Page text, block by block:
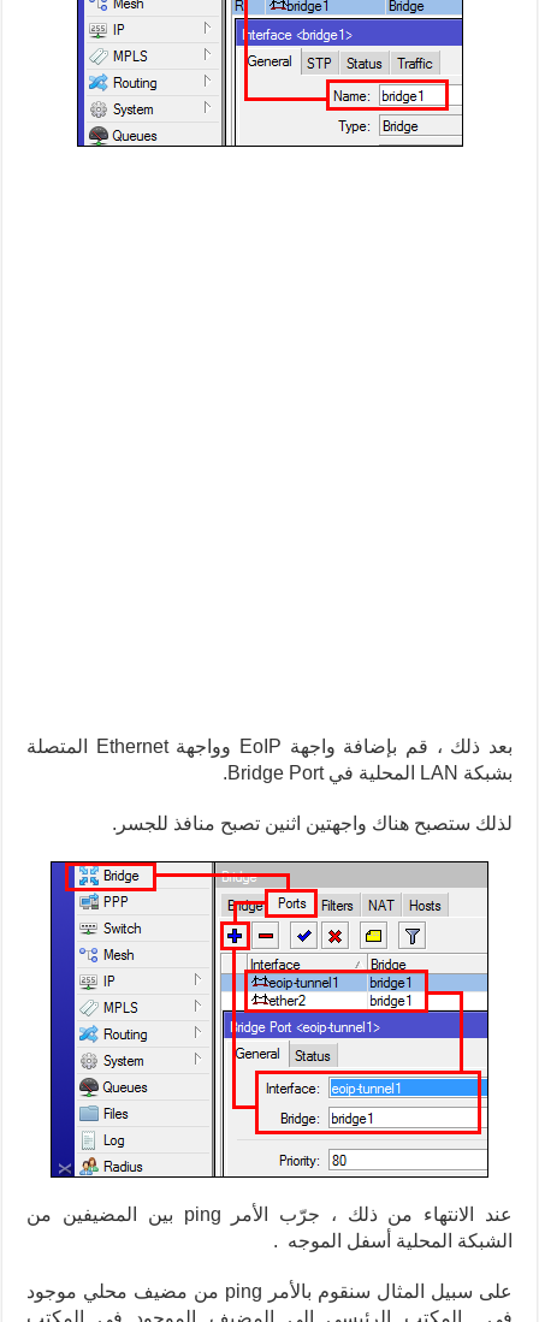
بعد ذلك ، قم بإضافة واجهة EoIP وواجهة Ethernet المتصلة
بشبكة LAN المحلية في Bridge Port.
لذلك ستصبح هناك واجهتين اثنين تصبح منافذ للجسر.
عند الانتهاء من ذلك ، جرّب الأمر ping بين المضيفين من
الشبكة المحلية أسفل الموجه .
على سبيل المثال سنقوم بالأمر ping من مضيف محلي موجود
في المكتب الرئيسي إلى المضيف الموجود في المكتب